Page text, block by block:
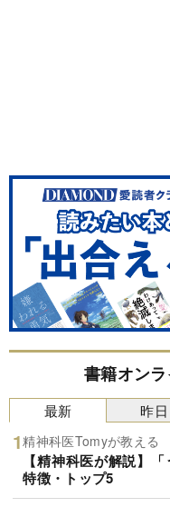
書籍オン
最新
精神科医Tomyが教える
【精神科医が解説】
特徴・トップ5
昨日